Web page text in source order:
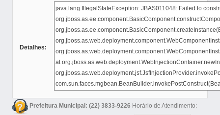
Detalhes:
Prefeitura Municipal: (22) 3833-9226 Horário de Atendimento: